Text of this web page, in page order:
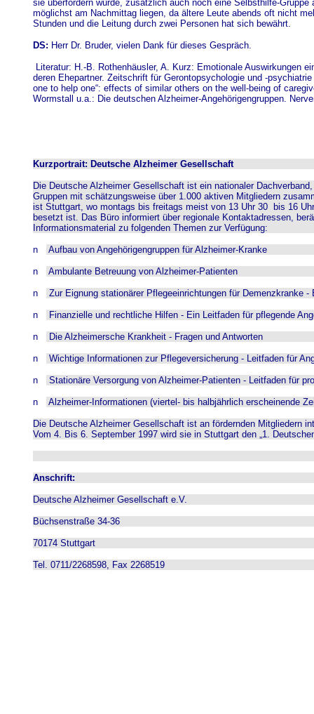
sie überfordern würde, zusätzlich auch noch eine Selbsthilfe-
möglichst am Nachmittag liegen, da ältere Leute abends oft nicht
Stunden und die Leitung durch zwei Personen hat sich bewährt.
DS: Herr Dr. Bruder, vielen Dank für dieses Gespräch.
Literatur: H.-B. Rothenhäusler, A. Kurz: Emotionale Auswirkungen
deren Ehepartner. Zeitschrift für Gerontopsychologie und -
one to help one“: effects of similar others on the well-being of
Wormstall u.a.: Die deutschen Alzheimer-Angehörigengruppen.
Kurzportrait: Deutsche Alzheimer Gesellschaft
Die Deutsche Alzheimer Gesellschaft ist ein nationaler
Gruppen mit schätzungsweise über 1.000 aktiven Mitgliedern
ist Stuttgart, wo montags bis freitags meist von 13 Uhr 30
bis 16
besetzt ist. Das Büro informiert über regionale Kontaktadressen,
Informationsmaterial zu folgenden Themen zur Verfügung:
n Aufbau von Angehörigengruppen für Alzheimer-Kranke
n Ambulante Betreuung von Alzheimer-Patienten
n Zur Eignung stationärer Pflegeeinrichtungen für Demenzkranke -
n Finanzielle und rechtliche Hilfen - Ein Leitfaden für pflegende
n Die Alzheimersche Krankheit - Fragen und Antworten
n Wichtige Informationen zur Pflegeversicherung - Leitfaden für
n Stationäre Versorgung von Alzheimer-Patienten - Leitfaden für
n Alzheimer-Informationen (viertel- bis halbjährlich erscheinende
Die Deutsche Alzheimer Gesellschaft ist an fördernden Mitgliedern
Vom 4. Bis 6. September 1997 wird sie in Stuttgart den „1.
Anschrift:
Deutsche Alzheimer Gesellschaft e.V.
Büchsenstraße 34-36
70174 Stuttgart
Tel. 0711/2268598, Fax 2268519